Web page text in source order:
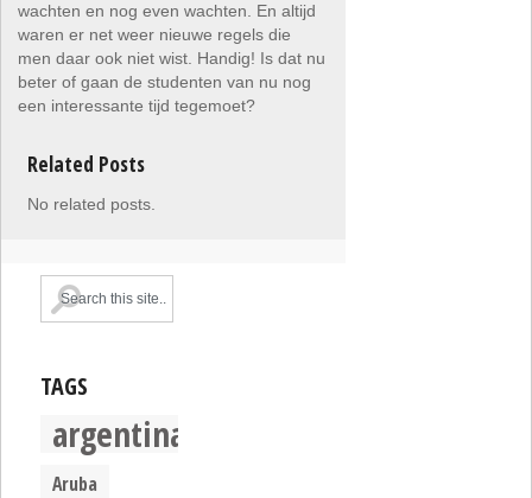
wachten en nog even wachten. En altijd
waren er net weer nieuwe regels die
men daar ook niet wist. Handig! Is dat nu
beter of gaan de studenten van nu nog
een interessante tijd tegemoet?
Related Posts
No related posts.
TAGS
argentina
Aruba